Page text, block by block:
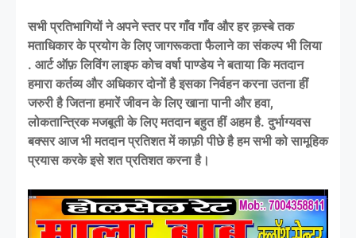
सभी प्रतिभागियों ने अपने स्तर पर गाँव गाँव और हर क़स्बे तक
मताधिकार के प्रयोग के लिए जागरूकता फैलाने का संकल्प भी लिया
. आर्ट ऑफ़ लिविंग लाइफ कोच वर्षा पाण्डेय ने बताया कि मतदान
हमारा कर्तव्य और अधिकार दोनों है इसका निर्वहन करना उतना हीं
जरुरी है जितना हमारें जीवन के लिए खाना पानी और हवा,
लोकतान्त्रिक मजबूती के लिए मतदान बहुत हीं अहम है. दुर्भाग्यवस
बक्सर आज भी मतदान प्रतिशत में काफ़ी पीछे है हम सभी को सामूहिक
प्रयास करके इसे शत प्रतिशत करना है।